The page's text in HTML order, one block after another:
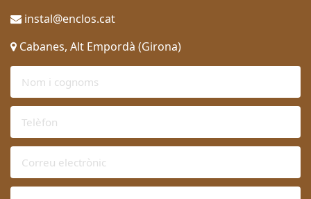
instal@enclos.cat
Cabanes, Alt Empordà (Girona)